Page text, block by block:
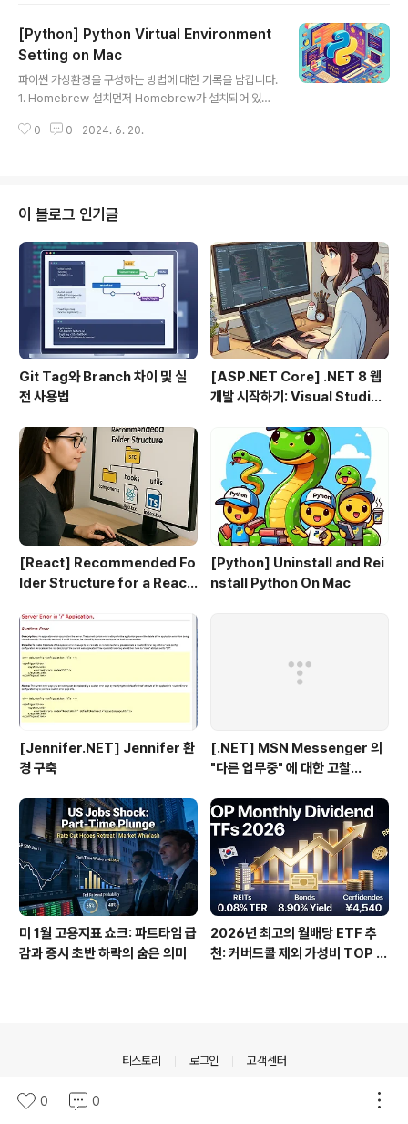
을 단계별로 진행해 봅니다. 1. Python pip Upgrade pi
p install --upgrade pipupgrade 중 위와 같은 오류메
세지가 나온다면 이미지 하단의 설명과 같이 다음 명령을
실행합니다.python.exe -m pip install --upgrade pi
wershell..
[Python] Python Virtual Environment
Setting on Mac
파이썬 가상환경을 구성하는 방법에 대한 기록을 남깁니다.
1. Homebrew 설치먼저 Homebrew가 설치되어 있어
지를 관리하기 위한 훌륭한 도구입니다. Homebrew가
brew/install/HEAD/install.sh)"2. pyenv와 pyenv-
virtualenv 설치Homebrew를 사용하여 pyenv와 py
env-virtualenv를 설치합니다. 터미널에서 다음 명령어
를 실행합니다:brew install pyenvbrew inst..
0 0 2024. 6. 20.
이 블로그 인기글
Git Tag와 Branch 차이 및 실
전 사용법
[ASP.NET Core] .NET 8 웹
개발 시작하기: Visual Studio
로젝트 만들기 (1편)
[React] Recommended Fo
lder Structure for a React
[Python] Uninstall and Rei
nstall Python On Mac
[Jennifer.NET] Jennifer 환
경 구축
[.NET] MSN Messenger 의
"다른 업무중" 에 대한 고찰...
미 1월 고용지표 쇼크: 파트타임 급
감과 증시 초반 하락의 숨은 의미
2026년 최고의 월배당 ETF 추
천: 커버드콜 제외 가성비 TOP 3
0 0
티스토리 로그인 고객센터